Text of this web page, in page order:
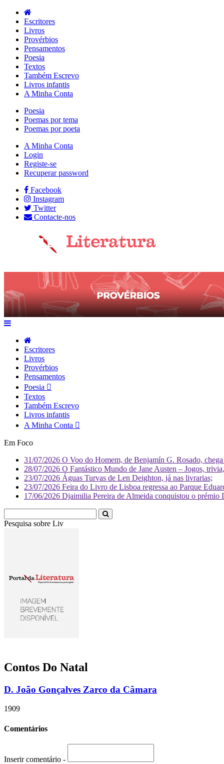
Escritores
Livros
Provérbios
Pensamentos
Poesia
Textos
Também Escrevo
Livros infantis
A Minha Conta
Poesia
Poemas por tema
Poemas por poeta
A Minha Conta
Login
Registe-se
Recuperar password
Facebook
Instagram
Twitter
Contacte-nos
Escritores
Livros
Provérbios
Pensamentos
Poesia
Textos
Também Escrevo
Livros infantis
A Minha Conta
Em Foco
31/07/2026 O Voo do Homem, de Benjamín G. Rosado,
28/07/2026 O Fantástico Mundo de Jane Austen – Jogos,
23/07/2026 Águas Turvas de Len Deighton, já nas livrarias;
23/07/2026 Feira do Livro de Lisboa regressa ao Parque
17/06/2026 Djaimilia Pereira de Almeida conquistou o
Pesquisa sobre Literatura
Contos Do Natal
D. João Gonçalves Zarco da Câmara
1909
Comentários
Inserir comentário -